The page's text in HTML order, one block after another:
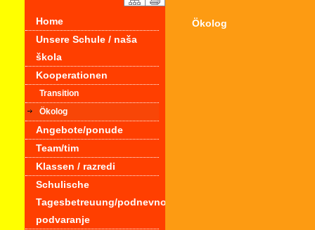
Home
Unsere Schule / naša
škola
Kooperationen
Transition
Ökolog
Angebote/ponude
Team/tim
Klassen / razredi
Schulische
Tagesbetreuung/podnevno
podvaranje
Ökolog